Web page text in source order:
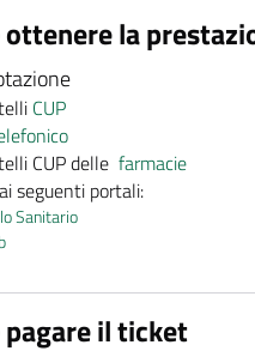
ottenere la
CUP
CUP dellefarmacie
seguenti portali:
Sanitario
pagare il ticket